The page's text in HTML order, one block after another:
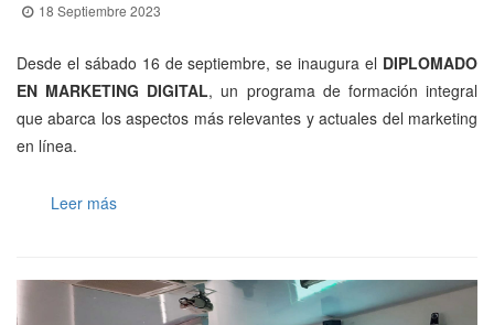
18 Septiembre 2023
Desde el sábado 16 de septiembre, se inaugura el DIPLOMADO
EN MARKETING DIGITAL, un programa de formación integral
que abarca los aspectos más relevantes y actuales del marketing
en línea.
Leer más